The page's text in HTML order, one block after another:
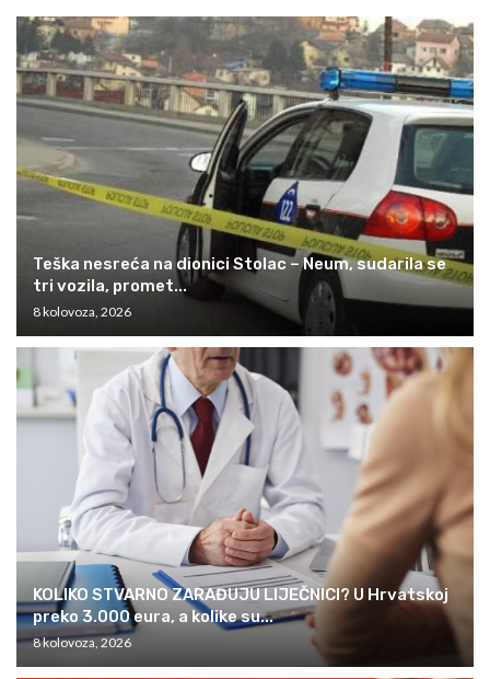
Teška nesreća na dionici Stolac – Neum, sudarila se
tri vozila, promet...
8 kolovoza, 2026
KOLIKO STVARNO ZARAĐUJU LIJEČNICI? U Hrvatskoj
preko 3.000 eura, a kolike su...
8 kolovoza, 2026